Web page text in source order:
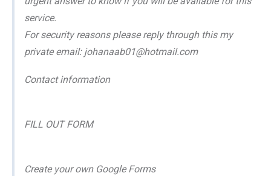
service.
For security reasons please reply through this my
private email: johanaab01@hotmail.com
Contact information
FILL OUT FORM
Create your own Google Forms